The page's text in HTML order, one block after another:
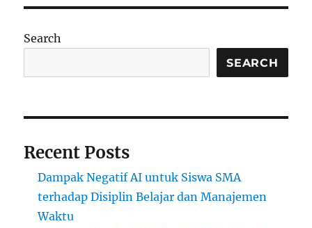
Search
SEARCH
Recent Posts
Dampak Negatif AI untuk Siswa SMA
terhadap Disiplin Belajar dan Manajemen
Waktu